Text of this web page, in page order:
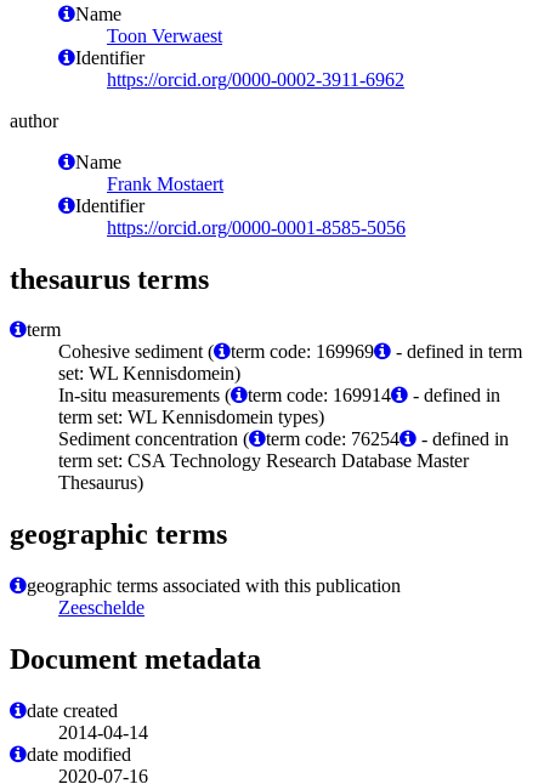
Name
Toon Verwaest
Identifier
https://orcid.org/0000-0002-3911-6962
author
Name
Frank Mostaert
Identifier
https://orcid.org/0000-0001-8585-5056
thesaurus terms
term
Cohesive sediment (
term code: 169969
- defined in term
set: WL Kennisdomein)
In-situ measurements (
term code: 169914
- defined in
term set: WL Kennisdomein types)
Sediment concentration (
term code: 76254
- defined in
term set: CSA Technology Research Database Master
Thesaurus)
geographic terms
geographic terms associated with this publication
Zeeschelde
Document metadata
date created
2014-04-14
date modified
2020-07-16